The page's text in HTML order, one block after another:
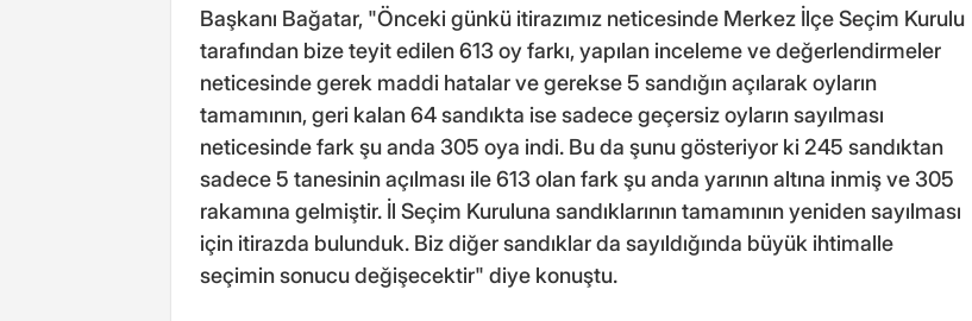
Başkanı Bağatar, "Önceki günkü itirazımız neticesinde Merkez İlçe Seçim Kurulu
tarafından bize teyit edilen 613 oy farkı, yapılan inceleme ve değerlendirmeler
neticesinde gerek maddi hatalar ve gerekse 5 sandığın açılarak oyların
tamamının, geri kalan 64 sandıkta ise sadece geçersiz oyların sayılması
neticesinde fark şu anda 305 oya indi. Bu da şunu gösteriyor ki 245 sandıktan
sadece 5 tanesinin açılması ile 613 olan fark şu anda yarının altına inmiş ve 305
rakamına gelmiştir. İl Seçim Kuruluna sandıklarının tamamının yeniden sayılması
için itirazda bulunduk. Biz diğer sandıklar da sayıldığında büyük ihtimalle
seçimin sonucu değişecektir" diye konuştu.